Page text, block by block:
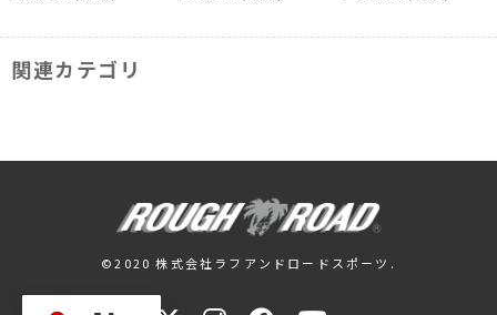
関連カテゴリ
©2020 株式会社ラフアンドロードスポーツ.